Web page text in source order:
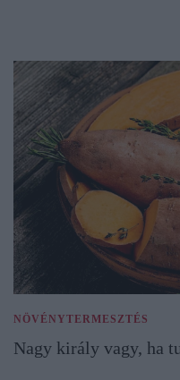
NÖVÉNYTERMESZTÉS
Nagy király vagy, ha